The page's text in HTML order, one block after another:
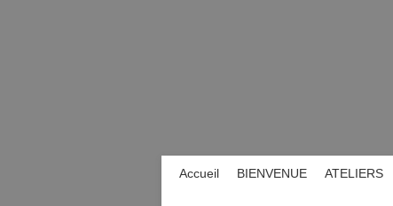
Accueil BIENVENUE ATELIERS